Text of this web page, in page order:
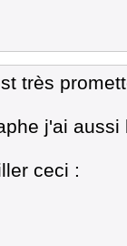
très
j'ai
ceci :